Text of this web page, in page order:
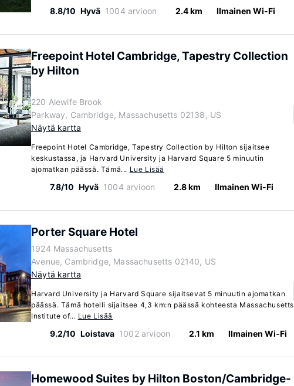
8.8/10 Hyvä 1004 arvioon 2.4 km Ilmainen Wi-Fi
Freepoint Hotel Cambridge, Tapestry Collection
by Hilton
220 Alewife Brook
Parkway, Cambridge, Massachusetts 02138, US
Näytä kartta
Freepoint Hotel Cambridge, Tapestry Collection by Hilton sijaitsee
keskustassa, ja Harvard University ja Harvard Square 5 minuutin
ajomatkan päässä. Tämä... Lue Lisää
7.8/10 Hyvä 1004 arvioon 2.8 km Ilmainen Wi-Fi
Porter Square Hotel
1924 Massachusetts
Avenue, Cambridge, Massachusetts 02140, US
Näytä kartta
Harvard University ja Harvard Square sijaitsevat 5 minuutin ajomatkan
päässä. Tämä hotelli sijaitsee 4,3 km:n päässä kohteesta Massachusetts
Institute of... Lue Lisää
9.2/10 Loistava 1002 arvioon 2.1 km Ilmainen Wi-Fi
Homewood Suites by Hilton Boston/Cambridge-